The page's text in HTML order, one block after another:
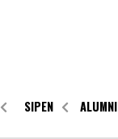
SIPEN ALUMNI